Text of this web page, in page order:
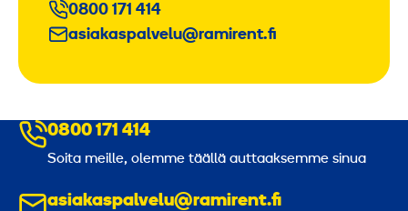
0800 171 414
asiakaspalvelu@ramirent.fi
0800 171 414
Soita meille, olemme täällä auttaaksemme sinua
asiakaspalvelu@ramirent.fi